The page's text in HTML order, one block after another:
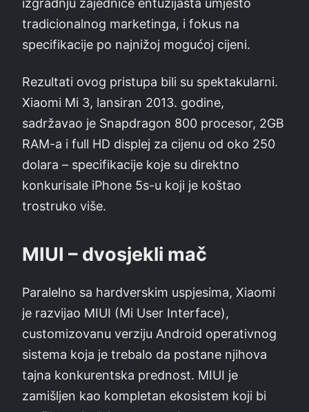
izgradnju zajednice entuzijasta umjesto
tradicionalnog marketinga, i fokus na
specifikacije po najnižoj mogućoj cijeni.
Rezultati ovog pristupa bili su spektakularni.
Xiaomi Mi 3, lansiran 2013. godine,
sadržavao je Snapdragon 800 procesor, 2GB
RAM-a i full HD displej za cijenu od oko 250
dolara – specifikacije koje su direktno
konkurisale iPhone 5s-u koji je koštao
trostruko više.
MIUI – dvosjekli mač
Paralelno sa hardverskim uspjesima, Xiaomi
je razvijao MIUI (Mi User Interface),
customizovanu verziju Android operativnog
sistema koja je trebalo da postane njihova
tajna konkurentska prednost. MIUI je
zamišljen kao kompletan ekosistem koji bi